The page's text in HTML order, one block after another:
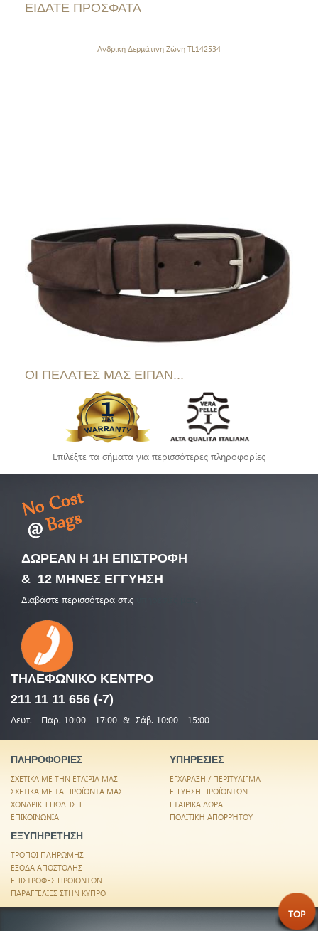
ΕΙΔΑΤΕ ΠΡΟΣΦΑΤΑ
Ανδρική Δερμάτινη Ζώνη TL142534
ΟΙ ΠΕΛΑΤΕΣ ΜΑΣ ΕΙΠΑΝ...
Επιλέξτε τα σήματα για περισσότερες πληροφορίες
ΔΩΡΕΑΝ Η 1Η ΕΠΙΣΤΡΟΦΗ
& 12 ΜΗΝΕΣ ΕΓΓΥΗΣΗ
Διαβάστε περισσότερα στις .
ΤΗΛΕΦΩΝΙΚΟ ΚΕΝΤΡΟ
211 11 11 656 (-7)
Δευτ. - Παρ. 10:00 - 17:00 & Σάβ. 10:00 - 15:00
ΠΛΗΡΟΦΟΡΙΕΣ
ΣΧΕΤΙΚΑ ΜΕ ΤΗΝ ΕΤΑΙΡΙΑ ΜΑΣ
ΣΧΕΤΙΚΑ ΜΕ ΤΑ ΠΡΟΪΟΝΤΑ ΜΑΣ
ΧΟΝΔΡΙΚΗ ΠΩΛΗΣΗ
ΕΠΙΚΟΙΝΩΝΙΑ
ΥΠΗΡΕΣΙΕΣ
ΕΓΧΑΡΑΞΗ / ΠΕΡΙΤΥΛΙΓΜΑ
ΕΓΓΥΗΣΗ ΠΡΟΪΟΝΤΩΝ
ΕΤΑΙΡΙΚΑ ΔΩΡΑ
ΠΟΛΙΤΙΚΉ ΑΠΟΡΡΉΤΟΥ
ΕΞΥΠΗΡΕΤΗΣΗ
ΤΡΟΠΟΙ ΠΛΗΡΩΜΗΣ
ΕΞΟΔΑ ΑΠΟΣΤΟΛΗΣ
ΕΠΙΣΤΡΟΦΕΣ ΠΡΟΙΟΝΤΩΝ
ΠΑΡΑΓΓΕΛΙΕΣ ΣΤΗΝ ΚΥΠΡΟ
TOP